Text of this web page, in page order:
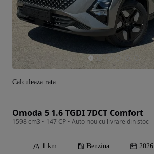
Omoda 5 1.6 TGDI 7DCT Comfort
1598 cm3 • 147 CP • Auto nou cu livrare din stoc
1 km Benzina 2026
Calculeaza rata